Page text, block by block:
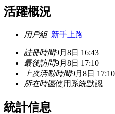
活躍概況
用戶組 新手上路
註冊時間9月8日 16:43
最後訪問9月8日 17:10
上次活動時間9月8日 17:10
所在時區使用系統默認
統計信息